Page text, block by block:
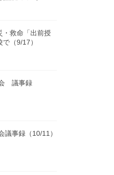
・救命「出前授
（9/17）
議事録
事録（10/11）